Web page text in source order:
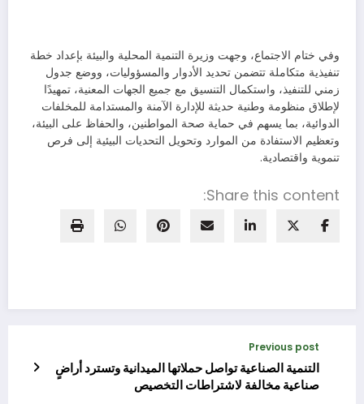
وفي ختام الاجتماع، وجهت وزيرة التنمية المحلية والبيئة بإعداد خطة
تنفيذية متكاملة تتضمن تحديد الأدوار والمسؤوليات، ووضع جدول
زمني للتنفيذ، واستكمال التنسيق مع جميع الجهات المعنية، تمهيدًا
لإطلاق منظومة وطنية حديثة للإدارة الآمنة والمستدامة للمخلفات
الدوائية، بما يسهم في حماية صحة المواطنين، والحفاظ على البيئة،
وتعظيم الاستفادة من الموارد وتحويل التحديات البيئية إلى فرص
تنموية واقتصادية.
Share this content:
Previous post
التنمية الصناعية تواصل حملاتها الميدانية وتسترد أراضٍ
صناعية مخالفة لاشتراطات التخصيص